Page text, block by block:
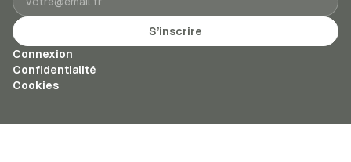
S’inscrire
Connexion
Confidentialité
Cookies